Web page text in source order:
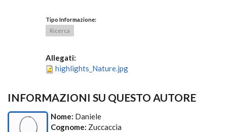
Tipo Informazione:
Ricerca
Allegati:
highlights_Nature.jpg
INFORMAZIONI SU QUESTO AUTORE
Nome: Daniele
Cognome: Zuccaccia